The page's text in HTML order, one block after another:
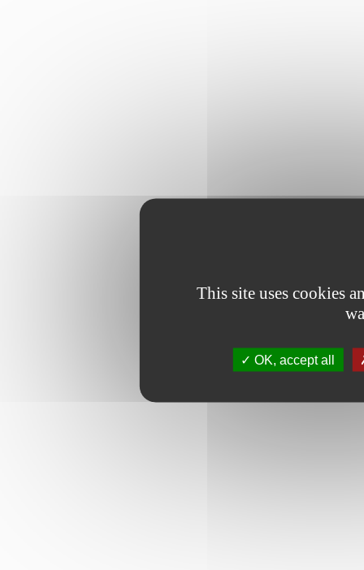
This site uses cookies
OK, accept all